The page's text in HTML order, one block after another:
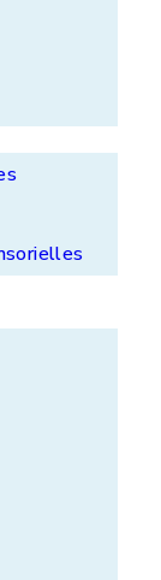
la
nous
77186
Le Pian
- 46100